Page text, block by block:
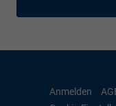
Anmelden